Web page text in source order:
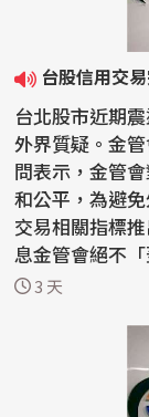
台股信用交
台北股市近期
外界質疑。金
問表示，金管
和公平，為避
交易相關指標
息金管會絕不「蓋
放單...
3 天